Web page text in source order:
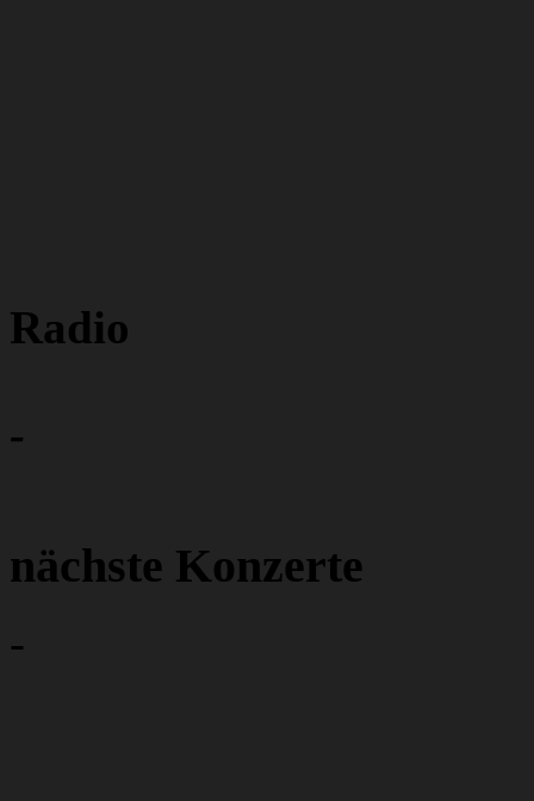
Radio
-
nächste Konzerte
-